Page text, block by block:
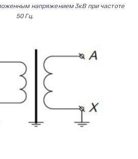
напряжением 3кВ при частоте
50 Гц.